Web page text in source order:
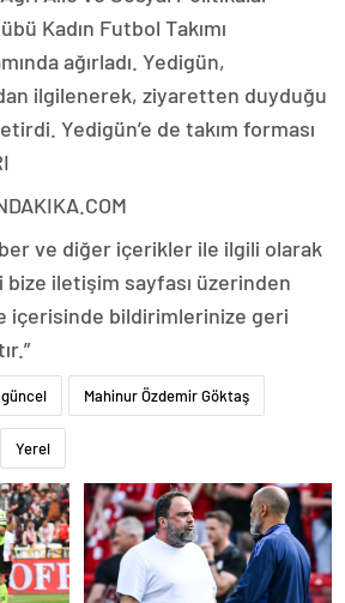
Kadın Futbol Takımı
ağırladı. Yedigün,
ilgilenerek, ziyaretten duyduğu
Yedigün’e de takım forması
ve diğer içerikler ile ilgili olarak
iletişim sayfası üzerinden
içerisinde bildirimlerinize geri
güncel Mahinur Özdemir Göktaş
Yerel